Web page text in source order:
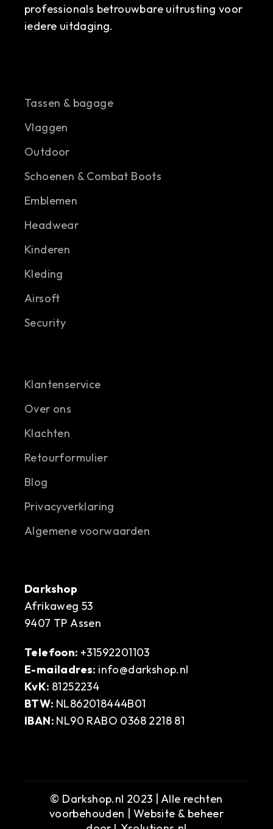
professionals betrouwbare uitrusting voor
iedere uitdaging.
Tassen & bagage
Vlaggen
Outdoor
Schoenen & Combat Boots
Emblemen
Headwear
Kinderen
Kleding
Airsoft
Security
Klantenservice
Over ons
Klachten
Retourformulier
Blog
Privacyverklaring
Algemene voorwaarden
Darkshop
Afrikaweg 53
9407 TP Assen
Telefoon: +31592201103
E-mailadres: info@darkshop.nl
KvK: 81252234
BTW: NL862018444B01
IBAN: NL90 RABO 0368 2218 81
© Darkshop.nl 2023 | Alle rechten
voorbehouden | Website & beheer